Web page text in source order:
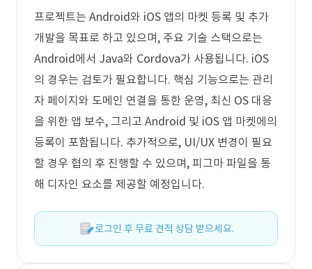
프로젝트는 Android와 iOS 앱의 마켓 등록 및 추가
개발을 목표로 하고 있으며, 주요 기술 스택으로는
Android에서 Java와 Cordova가 사용됩니다. iOS
의 경우는 검토가 필요합니다. 핵심 기능으로는 관리
자 페이지와 도메인 연결을 통한 운영, 최신 OS 대응
을 위한 앱 보수, 그리고 Android 및 iOS 앱 마켓에의
등록이 포함됩니다. 추가적으로, UI/UX 변경이 필요
할 경우 협의 후 진행할 수 있으며, 피그마 파일을 통
해 디자인 요소를 제공할 예정입니다.
로그인 후 무료 견적 상담 받으세요.